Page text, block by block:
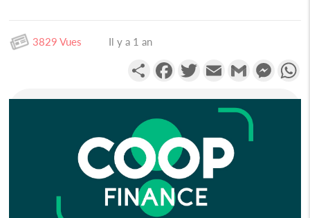
3829 Vues Il y a 1 an
PartagerFacebookTwitterEmail Gmail